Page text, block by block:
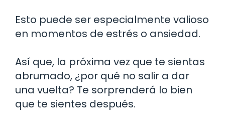
Esto puede ser especialmente valioso
en momentos de estrés o ansiedad.
Así que, la próxima vez que te sientas
abrumado, ¿por qué no salir a dar
una vuelta? Te sorprenderá lo bien
que te sientes después.